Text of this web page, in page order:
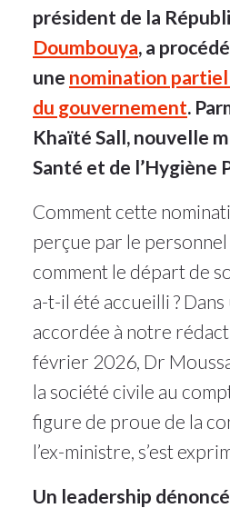
président de la
Doumbouya, a
une nomination
du gouvernement.
Khaïté Sall, nouvelle
Santé et de l’Hygiène
Comment cette
perçue par le
comment le départ de
a-t-il été accueilli ?
accordée à notre
février 2026, Dr
la société civile au
figure de proue de la
l’ex-ministre, s’est
Un leadership dénoncé